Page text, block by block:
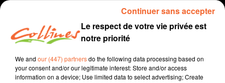
6 novembre 2023 - 14 min 20 sec
JOURNAL DU LUNDI 06 NOVEMBR ( SOIR )
Patrice Bémanangy
Le respect de votre vie privée est
notre priorité
We and our (447) partnersdo the following data processing based on
your consent and/or our legitimate interest: Store and/or access
information on a device; Use limited data to select advertising; Create
Continuer sans accepter